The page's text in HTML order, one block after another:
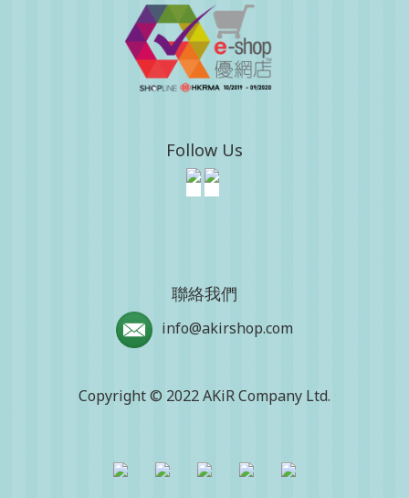
Follow Us
聯絡我們
info@akirshop.com
Copyright © 2022 AKiR Company Ltd.